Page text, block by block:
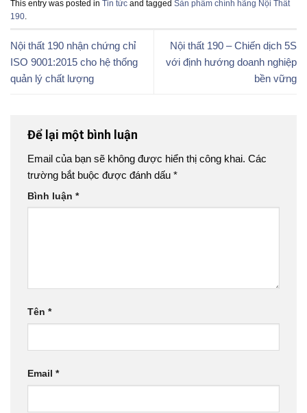
This entry was posted in Tin tức and tagged Sản phẩm chính hãng Nội Thất
190.
Nội thất 190 nhận chứng chỉ
ISO 9001:2015 cho hệ thống
quản lý chất lượng
Nội thất 190 – Chiến dịch 5S
với định hướng doanh nghiệp
bền vững
Để lại một bình luận
Email của bạn sẽ không được hiển thị công khai. Các
trường bắt buộc được đánh dấu *
Bình luận *
Tên *
Email *